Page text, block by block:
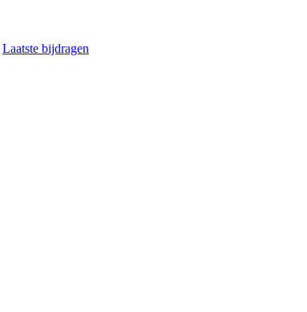
Laatste bijdragen